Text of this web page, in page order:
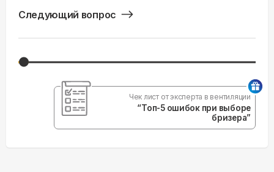
Следующий вопрос
Чек лист от эксперта в вентиляции
“Топ-5 ошибок при выборе
бризера”